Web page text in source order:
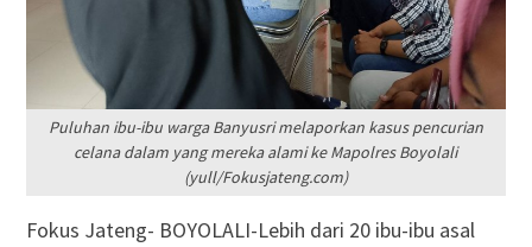
Puluhan ibu-ibu warga Banyusri melaporkan kasus pencurian
celana dalam yang mereka alami ke Mapolres Boyolali
(yull/Fokusjateng.com)
Fokus Jateng- BOYOLALI-Lebih dari 20 ibu-ibu asal